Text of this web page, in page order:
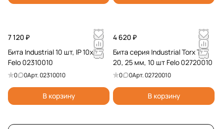
7 120 ₽
Бита Industrial 10 шт, IP 10x25
Felo 02310010
0 0Арт.02310010
В корзину
4 620 ₽
Бита серия Industrial Torx TR
20, 25 мм, 10 шт Felo 02720010
0 0Арт.02720010
В корзину